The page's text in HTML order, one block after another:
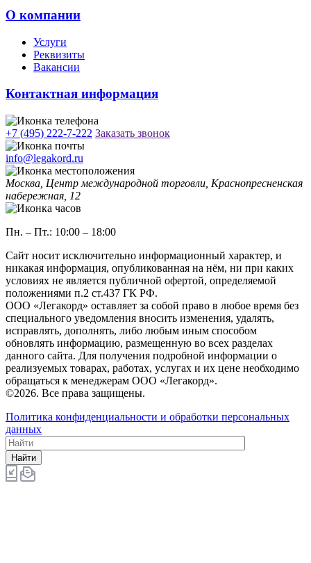
О компании
Услуги
Реквизиты
Вакансии
Контактная информация
+7 (495) 222-7-222 Заказать звонок
info@legakord.ru
Москва, Центр международной торговли, Краснопресненская
набережная, 12
Пн. – Пт.: 10:00 – 18:00
Сайт носит исключительно информационный характер, и
никакая информация, опубликованная на нём, ни при каких
условиях не является публичной офертой, определяемой
положениями п.2 ст.437 ГК РФ.
ООO «Легакорд» оставляет за собой право в любое время без
специального уведомления вносить изменения, удалять,
исправлять, дополнять, либо любым иным способом
обновлять информацию, размещенную во всех разделах
данного сайта. Для получения подробной информации о
реализуемых товарах, работах, услугах и их цене необходимо
обращаться к менеджерам ООО «Легакорд».
©2026. Все права защищены.
Политика конфиденциальности и обработки персональных
данных
Найти